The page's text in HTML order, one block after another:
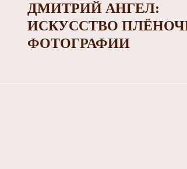
ДМИТРИЙ АНГЕЛ:
ИСКУССТВО
ФОТОГРАФИИ